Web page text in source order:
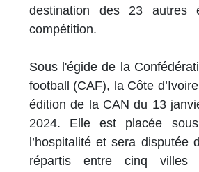
destination des 23 autres
compétition.
Sous l'égide de la
football (CAF), la Côte
édition de la CAN du 13
2024. Elle est placée
l’hospitalité et sera disputée
répartis entre cinq villes